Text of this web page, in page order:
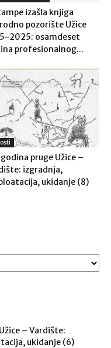
izašla knjiga
pozorište Užice
2025: osamdeset
profesionalnog...
pruge Užice –
izgradnja,
ukidanje (8)
– Vardište:
ukidanje (6)